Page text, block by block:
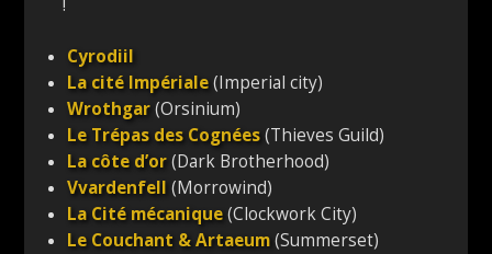
!
Cyrodiil
La cité Impériale(Imperial city)
Wrothgar(Orsinium)
Le Trépas des Cognées(Thieves Guild)
La côte d’or(Dark Brotherhood)
Vvardenfell (Morrowind)
La Cité mécanique(Clockwork City)
Le Couchant & Artaeum(Summerset)